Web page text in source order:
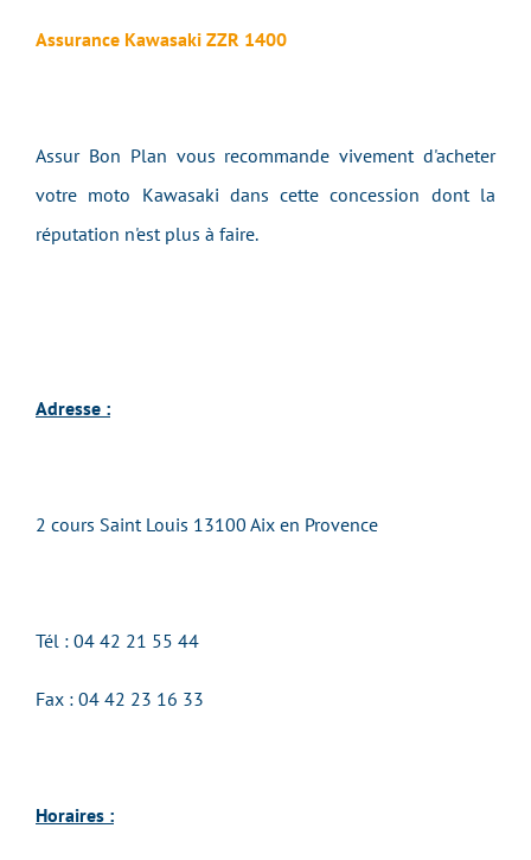
Assurance Kawasaki ZZR 1400
Assur Bon Plan vous recommande vivement d'acheter
votre moto Kawasaki dans cette concession dont la
réputation n'est plus à faire.
Adresse :
2 cours Saint Louis 13100 Aix en Provence
Tél : 04 42 21 55 44
Fax : 04 42 23 16 33
Horaires :